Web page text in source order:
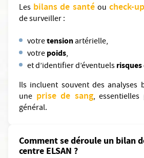
Les bilans de santé ou check-
de surveiller :
votretensionartérielle,
votrepoids,
et d’identifier d’éventuelsrisques
Ils incluent souvent des analyses
une prise de sang, essentielles
général.
Comment se déroule un bilan
centre ELSAN ?